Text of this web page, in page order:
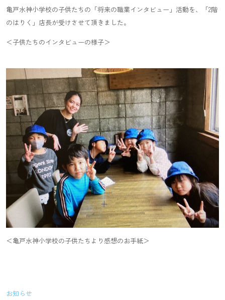
亀戸水神小学校の子供たちの「将来の職業インタビュー」活動を、「2階
のはりく」店長が受けさせて頂きました。
＜子供たちのインタビューの様子＞
＜亀戸水神小学校の子供たちより感想のお手紙＞
お知らせ